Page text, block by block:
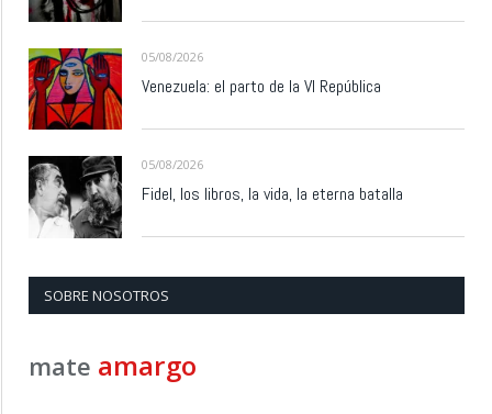
05/08/2026
Venezuela: el parto de la VI República
05/08/2026
Fidel, los libros, la vida, la eterna batalla
SOBRE NOSOTROS
mate amargo